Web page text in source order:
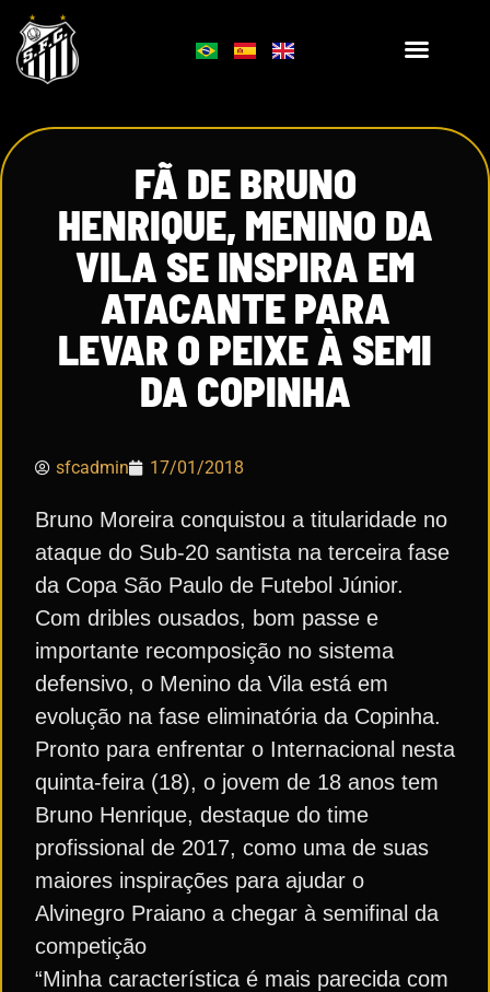
FÃ DE BRUNO
HENRIQUE, MENINO DA
VILA SE INSPIRA EM
ATACANTE PARA
LEVAR O PEIXE À SEMI
DA COPINHA
sfcadmin 17/01/2018
Bruno Moreira conquistou a titularidade no
ataque do Sub-20 santista na terceira fase
da Copa São Paulo de Futebol Júnior.
Com dribles ousados, bom passe e
importante recomposição no sistema
defensivo, o Menino da Vila está em
evolução na fase eliminatória da Copinha.
Pronto para enfrentar o Internacional nesta
quinta-feira (18), o jovem de 18 anos tem
Bruno Henrique, destaque do time
profissional de 2017, como uma de suas
maiores inspirações para ajudar o
Alvinegro Praiano a chegar à semifinal da
competição
“Minha característica é mais parecida com